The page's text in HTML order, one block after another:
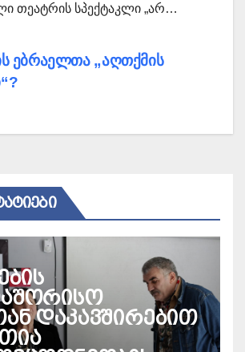
თეატრის სპექტაკლი „არ…
ებრაელთა „აღთქმის
დაკავშირებით